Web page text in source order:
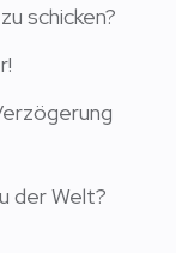
schicken?
der Welt?